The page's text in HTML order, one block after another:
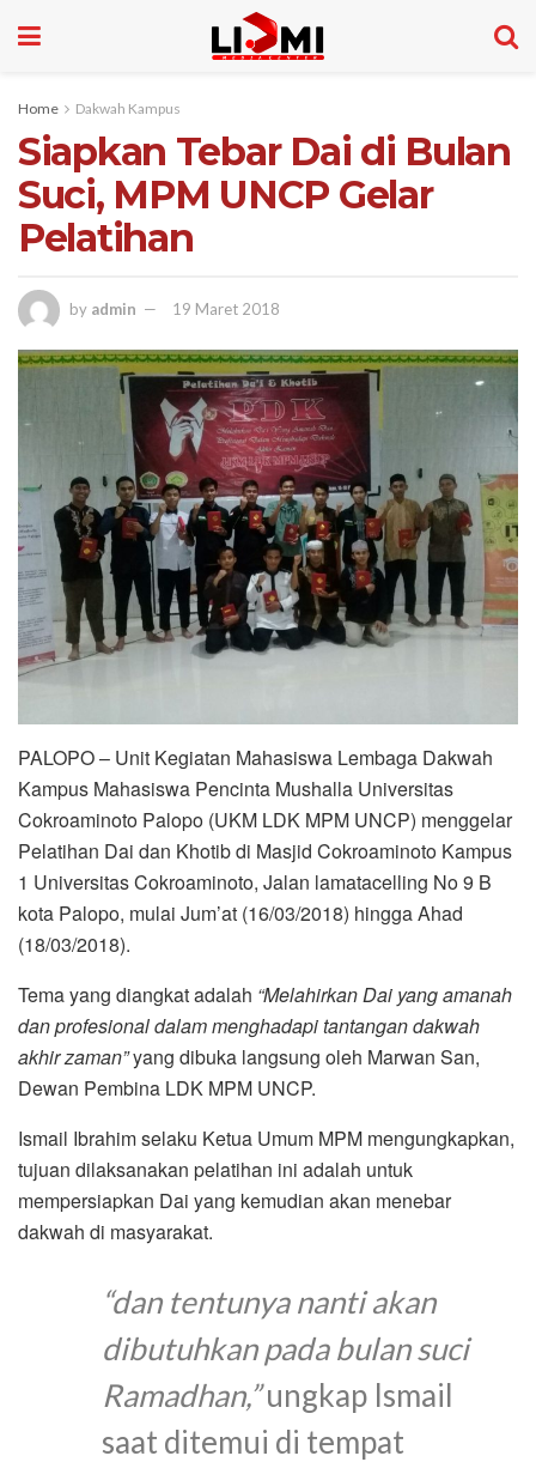
Home Dakwah Kampus
Siapkan Tebar Dai di Bulan
Suci, MPM UNCP Gelar
Pelatihan
by admin 19 Maret 2018
PALOPO – Unit Kegiatan Mahasiswa Lembaga Dakwah
Kampus Mahasiswa Pencinta Mushalla Universitas
Cokroaminoto Palopo (UKM LDK MPM UNCP) menggelar
Pelatihan Dai dan Khotib di Masjid Cokroaminoto Kampus
1 Universitas Cokroaminoto, Jalan lamatacelling No 9 B
kota Palopo, mulai Jum’at (16/03/2018) hingga Ahad
(18/03/2018).
Tema yang diangkat adalah “Melahirkan Dai yang amanah
dan profesional dalam menghadapi tantangan dakwah
akhir zaman”yang dibuka langsung oleh Marwan San,
Dewan Pembina LDK MPM UNCP.
Ismail Ibrahim selaku Ketua Umum MPM mengungkapkan,
tujuan dilaksanakan pelatihan ini adalah untuk
mempersiapkan Dai yang kemudian akan menebar
dakwah di masyarakat.
“dan tentunya nanti akan
dibutuhkan pada bulan suci
Ramadhan,”ungkap Ismail
saat ditemui di tempat